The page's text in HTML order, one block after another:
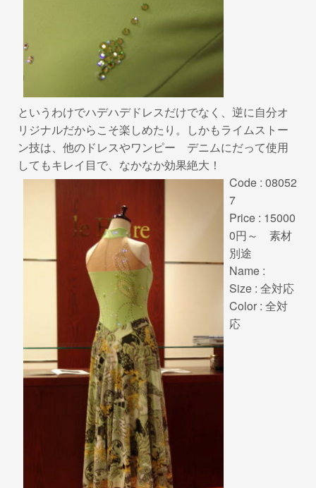
というわけでハデハデドレスだけでなく、逆に自分オ
リジナルだからこそ楽しめたり。しかもライムストー
ン技は、他のドレスやワンピー デニムにだって使用
してもキレイ目で、なかなか効果絶大！
Code : 08052
7
Price : 15000
0円～ 素材
別途
Name :
Size : 全対応
Color : 全対
応